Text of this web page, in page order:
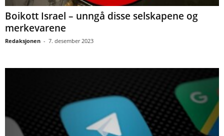
Boikott Israel – unngå disse selskapene og
merkevarene
Redaksjonen - 7. desember 2023